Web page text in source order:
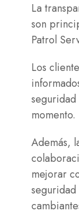
La
son
Patrol
Los
momento.
Además,
mejorar
seguridad